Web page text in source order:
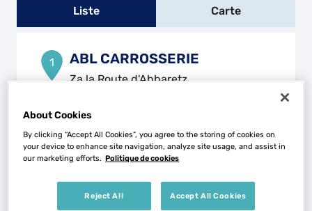
Liste Carte
1 ABL CARROSSERIE
Za la Route d'Abbaretz
Voir plus
About Cookies
By clicking “Accept All Cookies”, you agree to the storing of cookies on
your device to enhance site navigation, analyze site usage, and assist in
our marketing efforts. Politique de cookies
Reject All Accept All Cookies